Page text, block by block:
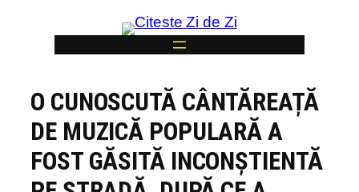
content
O CUNOSCUTĂ CÂNTĂREAȚĂ
DE MUZICĂ POPULARĂ A
FOST GĂSITĂ INCONȘTIENTĂ
6